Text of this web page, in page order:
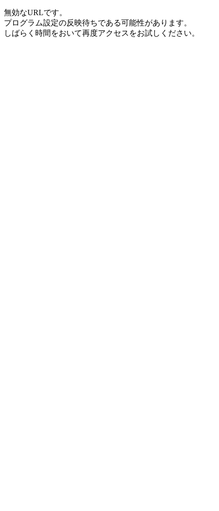
無効なURLです。
プログラム設定の反映待ちである可能性があります。
しばらく時間をおいて再度アクセスをお試しください。